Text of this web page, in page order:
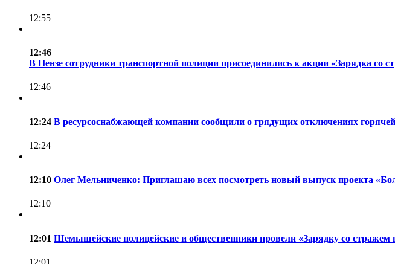
12:55
12:46
В Пензе сотрудники транспортной полиции присоединились к акции «Зарядка со
12:46
12:24 В ресурсоснабжающей компании сообщили о грядущих отключениях
12:24
12:10 Олег Мельниченко: Приглашаю всех посмотреть новый выпуск проекта
12:10
12:01 Шемышейские полицейские и общественники провели «Зарядку со стражем
12:01